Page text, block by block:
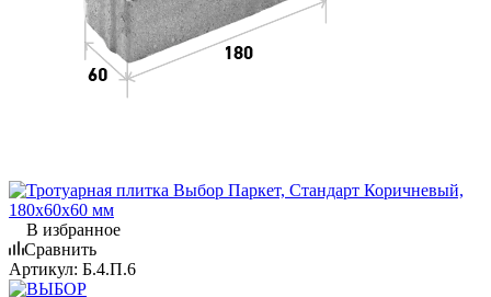
В избранное
Сравнить
Артикул: Б.4.П.6